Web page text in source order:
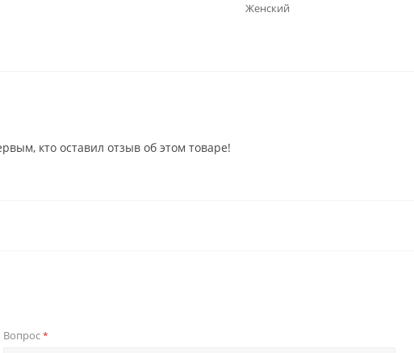
Женский
кто оставил отзыв об этом товаре!
Вопрос*